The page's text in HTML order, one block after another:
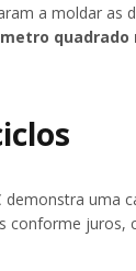
a moldar as
quadrado
uma
conforme